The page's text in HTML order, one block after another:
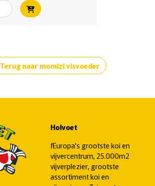
Terug naar momizi visvoeder
Holvoet
fEuropa's grootste koi en
vijvercentrum, 25.000m2
vijverplezier, grootste
assortiment koi en